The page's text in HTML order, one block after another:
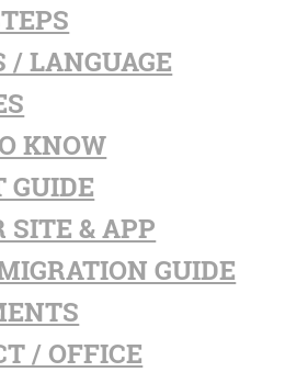
/ LANGUAGE
KNOW
GUIDE
SITE & APP
GUIDE
/ OFFICE